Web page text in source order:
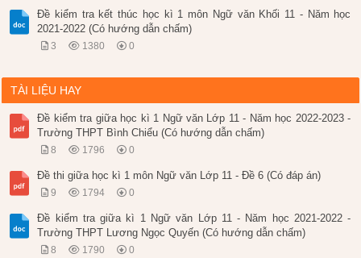
Đề kiểm tra kết thúc học kì 1 môn Ngữ văn Khối 11 - Năm học
2021-2022 (Có hướng dẫn chấm)
3 1380 0
TÀI LIỆU HAY
Đề kiểm tra giữa học kì 1 Ngữ văn Lớp 11 - Năm học 2022-2023 -
Trường THPT Bình Chiểu (Có hướng dẫn chấm)
8 1796 0
Đề thi giữa học kì 1 môn Ngữ văn Lớp 11 - Đề 6 (Có đáp án)
9 1794 0
Đề kiểm tra giữa kì 1 Ngữ văn Lớp 11 - Năm học 2021-2022 -
Trường THPT Lương Ngọc Quyến (Có hướng dẫn chấm)
8 1790 0